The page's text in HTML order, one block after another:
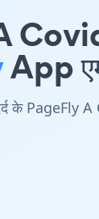
A
App
के PageFly